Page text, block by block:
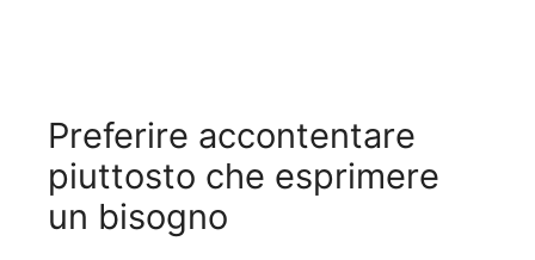
Preferire accontentare
piuttosto che esprimere
un bisogno